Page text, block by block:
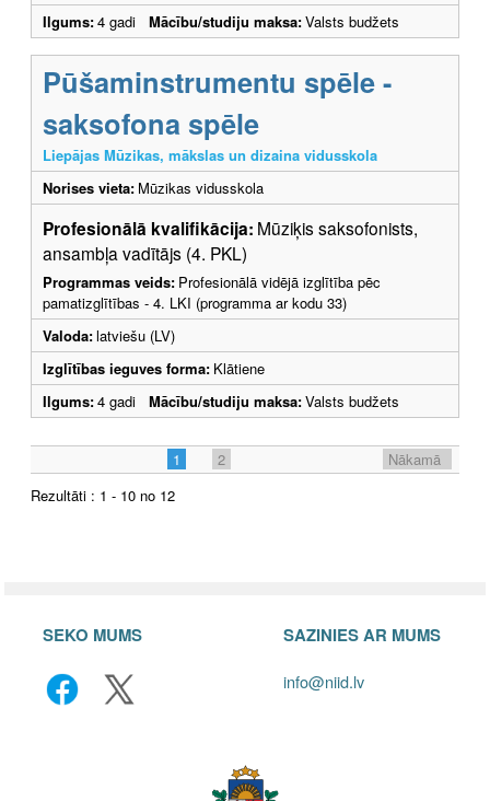
Ilgums:4 gadi Mācību/studiju maksa:Valsts budžets
Pūšaminstrumentu spēle -
saksofona spēle
Liepājas Mūzikas, mākslas un dizaina vidusskola
Norises vieta: Mūzikas vidusskola
Profesionālā kvalifikācija: Mūziķis saksofonists,
ansambļa vadītājs (4. PKL)
Programmas veids: Profesionālā vidējā izglītība pēc
pamatizglītības - 4. LKI (programma ar kodu 33)
Valoda:latviešu (LV)
Izglītības ieguves forma: Klātiene
Ilgums:4 gadi Mācību/studiju maksa:Valsts budžets
1 2
Nākamā
Rezultāti : 1 - 10 no 12
SEKO MUMS SAZINIES AR MUMS
info@niid.lv